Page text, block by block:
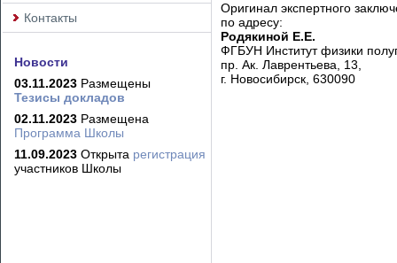
Контакты
Новости
03.11.2023 Размещены
Тезисы докладов
02.11.2023 Размещена
Программа Школы
11.09.2023 Открыта регистрация
участников Школы
Оригинал экспертного
по адресу:
Родякиной Е.Е.
ФГБУН Институт физики
пр. Ак. Лаврентьева, 13,
г. Новосибирск, 630090